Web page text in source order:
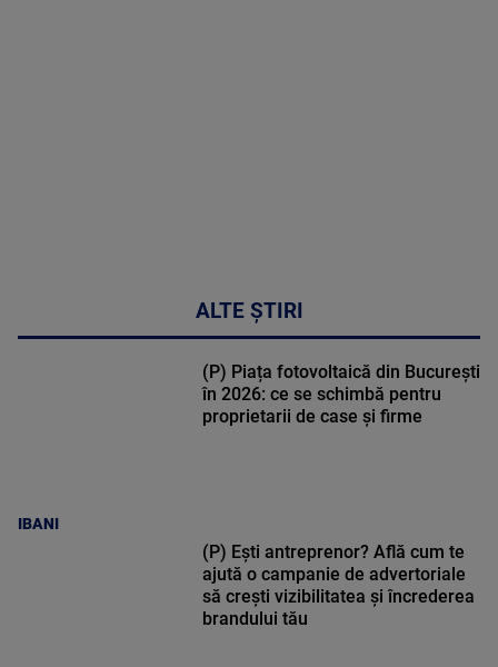
ALTE ȘTIRI
IBANI
(P) Piața fotovoltaică din București
în 2026: ce se schimbă pentru
proprietarii de case și firme
(P) Ești antreprenor? Află cum te
ajută o campanie de advertoriale
să crești vizibilitatea și încrederea
brandului tău